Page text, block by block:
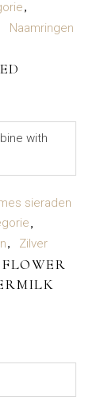
Naamringen
sieraden
Zilver